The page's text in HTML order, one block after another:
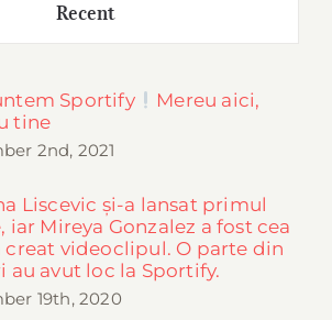
Recent
Sportify
Mereu aici,
tine
2nd, 2021
Liscevic și-a lansat primul
iar Mireya Gonzalez a fost cea
creat videoclipul. O parte din
au avut loc la Sportify.
19th, 2020